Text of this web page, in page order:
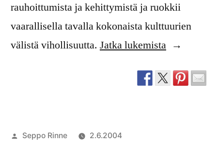
rauhoittumista ja kehittymistä ja ruokkii
vaarallisella tavalla kokonaista kulttuurien
välistä vihollisuutta. Jatka lukemista
puolesta”
Artikkelin
Seppo Rinne
2.6.2004